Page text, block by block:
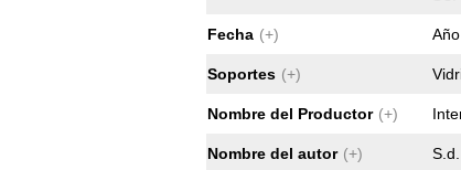
Fecha (+)
Soportes (+)
Nombre del Productor (+)
Nombre del autor (+) S.d.